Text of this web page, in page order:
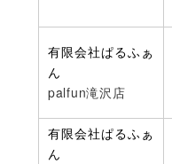
有限会社ぱるふぁ
ん
palfun滝沢店
有限会社ぱるふぁ
ん